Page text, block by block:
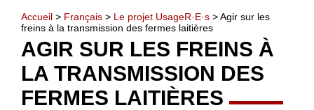
Accueil > Français > Le projet UsageR·E·s > Agir sur les
freins à la transmission des fermes laitières
AGIR SUR LES FREINS À
LA TRANSMISSION DES
FERMES LAITIÈRES